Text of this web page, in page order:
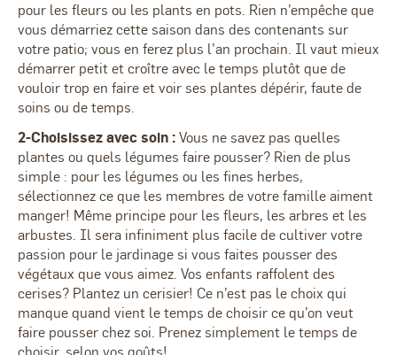
pour les fleurs ou les plants en pots. Rien n’empêche que
vous démarriez cette saison dans des contenants sur
votre patio; vous en ferez plus l’an prochain. Il vaut mieux
démarrer petit et croître avec le temps plutôt que de
vouloir trop en faire et voir ses plantes dépérir, faute de
soins ou de temps.
2-Choisissez avec soin : Vous ne savez pas quelles
plantes ou quels légumes faire pousser? Rien de plus
simple : pour les légumes ou les fines herbes,
sélectionnez ce que les membres de votre famille aiment
manger! Même principe pour les fleurs, les arbres et les
arbustes. Il sera infiniment plus facile de cultiver votre
passion pour le jardinage si vous faites pousser des
végétaux que vous aimez. Vos enfants raffolent des
cerises? Plantez un cerisier! Ce n’est pas le choix qui
manque quand vient le temps de choisir ce qu’on veut
faire pousser chez soi. Prenez simplement le temps de
choisir, selon vos goûts!